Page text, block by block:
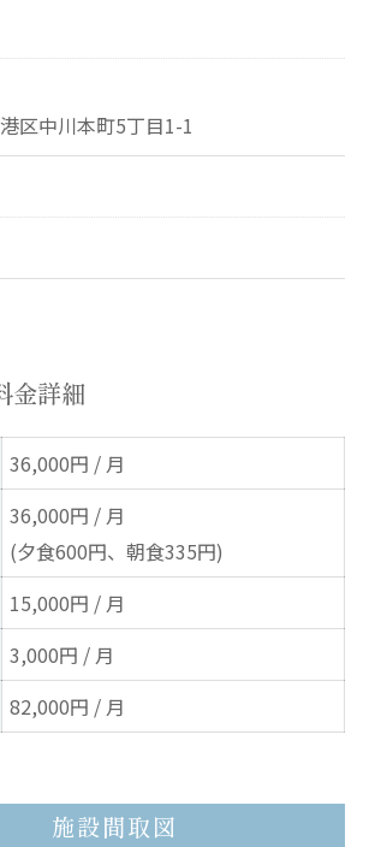
区中川本町5丁目1-1
金詳細
36,000円 / 月
36,000円 / 月
(夕食600円、朝食335円)
15,000円 / 月
3,000円 / 月
82,000円 / 月
施設間取図